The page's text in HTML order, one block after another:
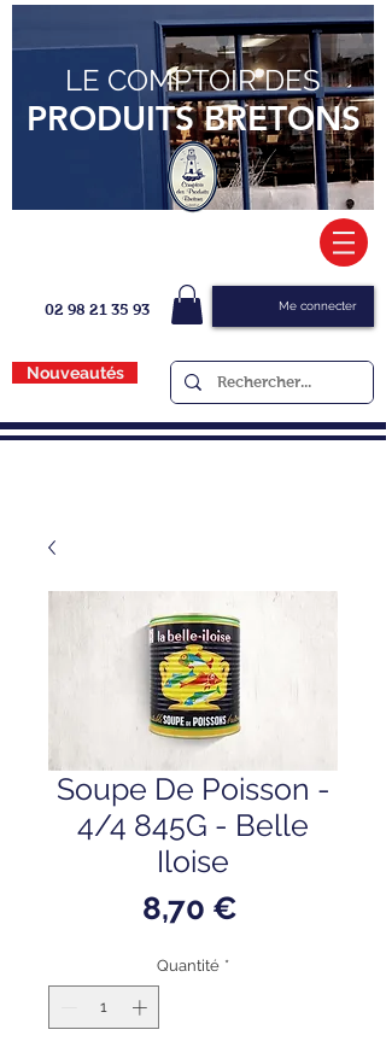
LE COMPTOIR DES
PRODUITS BRETONS
02 98 21 35 93 Me connecter
Nouveautés
Soupe De Poisson -
4/4 845G - Belle
Iloise
8,70 €
Quantité *